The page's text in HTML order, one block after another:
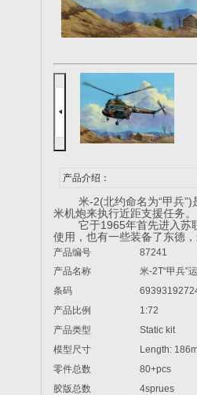
产品介绍：
米-2(北约命名为“甲兵
米机炮来执行近距支援任务。
它于1965年首先进入苏
使用，也有一些装备了东德
产品编号
87241
产品名称
米-2T“甲兵”
条码
产品比例
1:72
产品类型
Static kit
模型尺寸
Length:
零件总数
80+pcs
胶版总数
4sprues